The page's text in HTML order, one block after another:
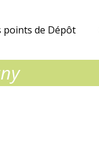
points de Dépôt